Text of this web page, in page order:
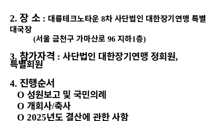
2. 장 소 : 대륭테크노타운 8차 사단법인 대한장기연맹 특별
대국장
(서울 금천구 가마산로 96 지하1층)
3. 참가자격 : 사단법인 대한장기연맹 정회원,
특별회원
4. 진행순서
O 성원보고 및 국민의례
O 개회사/축사
O 2025년도 결산에 관한 사항